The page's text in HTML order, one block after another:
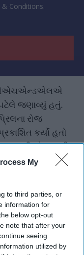
My
to third parties, or
information for
below opt-out
note that after your
seeing
utilized by
Conditions.
સીએચએન્ડએલએ
જણાવ્યું હતું.
રોજ
કર્યો હતો
યોજનાની